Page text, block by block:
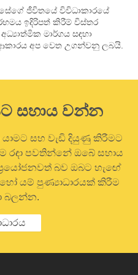
ජීවිතයේ විවිධාකාරයේ
ඉදිරිපත් කිරීම් විස්තර
මාර්ගය සඳහා
අප වෙත උගන්වනු ලබයි.
සහාය වන්න
යාමට සහ වැඩි දියුණු කිරීමට
රඳා පවතින්නේ ඔබේ සහාය
බව ඔබට හැඟේ
යම් පුණ්‍යාධාරයක් කිරීම
බලන්න.